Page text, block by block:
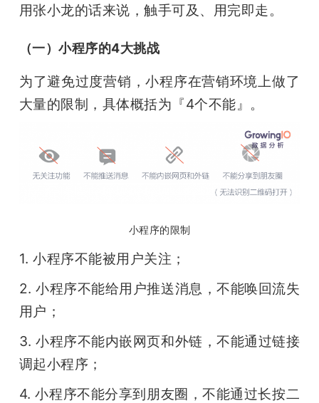
专
题
用张小龙的话来说，触手可及、用完即走。
（一）小程序的4大挑战
为了避免过度营销，小程序在营销环境上做了
大量的限制，具体概括为『4个不能』。
小程序的限制
1. 小程序不能被用户关注；
2. 小程序不能给用户推送消息，不能唤回流失
用户；
3. 小程序不能内嵌网页和外链，不能通过链接
调起小程序；
4. 小程序不能分享到朋友圈，不能通过长按二